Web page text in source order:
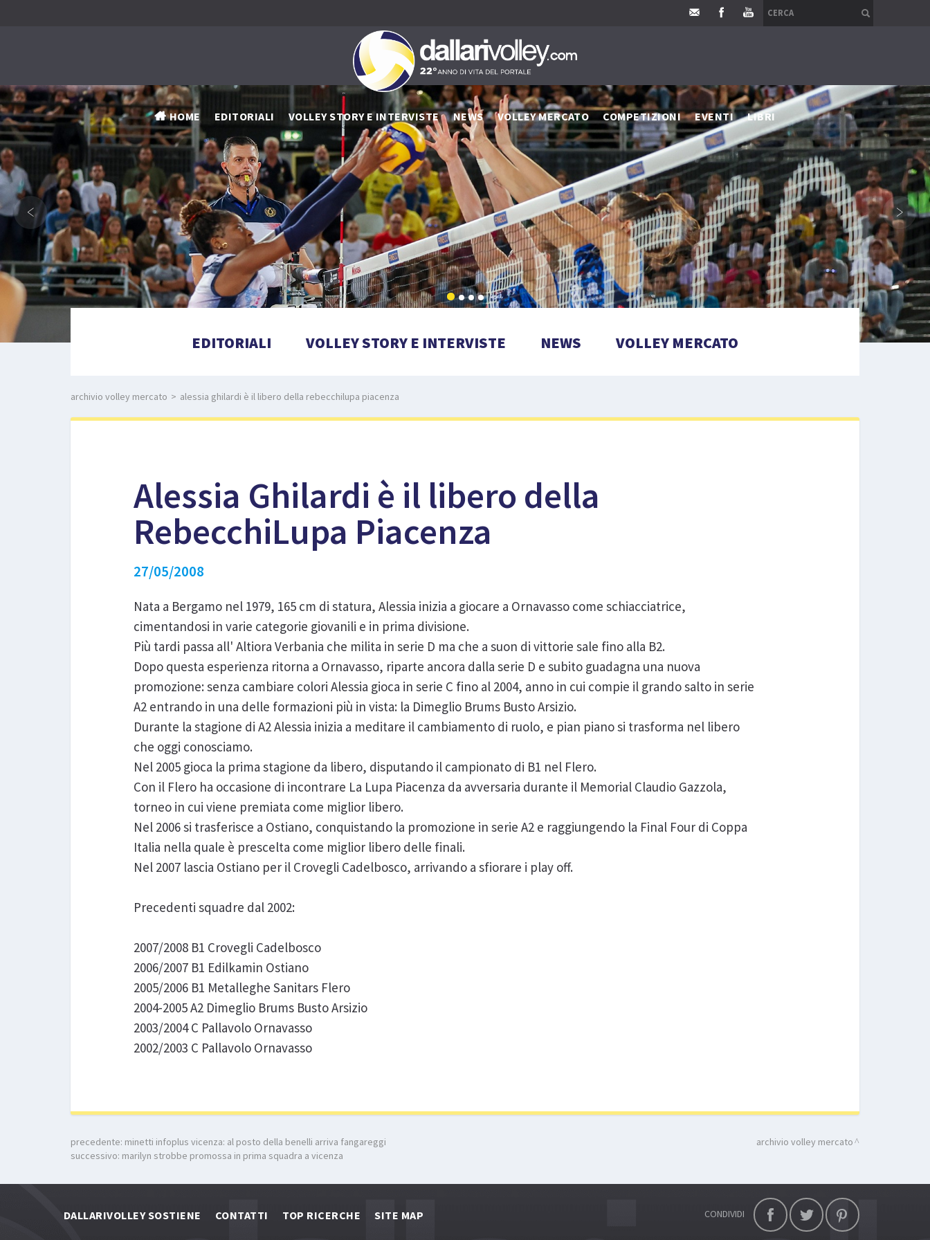
HOME EDITORIALI VOLLEY STORY E INTERVISTE NEWS VOLLEY MERCATO COMPETIZIONI EVENTI LIBRI
‹ ›
EDITORIALI VOLLEY STORY E INTERVISTE NEWS VOLLEY MERCATO
archivio volley mercato > alessia ghilardi è il libero della rebecchilupa piacenza
Alessia Ghilardi è il libero della
RebecchiLupa Piacenza
27/05/2008
Nata a Bergamo nel 1979, 165 cm di statura, Alessia inizia a giocare a Ornavasso come schiacciatrice,
cimentandosi in varie categorie giovanili e in prima divisione.
Più tardi passa all' Altiora Verbania che milita in serie D ma che a suon di vittorie sale fino alla B2.
Dopo questa esperienza ritorna a Ornavasso, riparte ancora dalla serie D e subito guadagna una nuova
promozione: senza cambiare colori Alessia gioca in serie C fino al 2004, anno in cui compie il grando salto in serie
A2 entrando in una delle formazioni più in vista: la Dimeglio Brums Busto Arsizio.
Durante la stagione di A2 Alessia inizia a meditare il cambiamento di ruolo, e pian piano si trasforma nel libero
che oggi conosciamo.
Nel 2005 gioca la prima stagione da libero, disputando il campionato di B1 nel Flero.
Con il Flero ha occasione di incontrare La Lupa Piacenza da avversaria durante il Memorial Claudio Gazzola,
torneo in cui viene premiata come miglior libero.
Nel 2006 si trasferisce a Ostiano, conquistando la promozione in serie A2 e raggiungendo la Final Four di Coppa
Italia nella quale è prescelta come miglior libero delle finali.
Nel 2007 lascia Ostiano per il Crovegli Cadelbosco, arrivando a sfiorare i play off.
Precedenti squadre dal 2002:
2007/2008 B1 Crovegli Cadelbosco
2006/2007 B1 Edilkamin Ostiano
2005/2006 B1 Metalleghe Sanitars Flero
2004-2005 A2 Dimeglio Brums Busto Arsizio
2003/2004 C Pallavolo Ornavasso
2002/2003 C Pallavolo Ornavasso
precedente: minetti infoplus vicenza: al posto della benelli arriva fangareggi
successivo: marilyn strobbe promossa in prima squadra a vicenza
archivio volley mercato
DALLARIVOLLEY SOSTIENE CONTATTI TOP RICERCHE SITE MAP CONDIVIDI